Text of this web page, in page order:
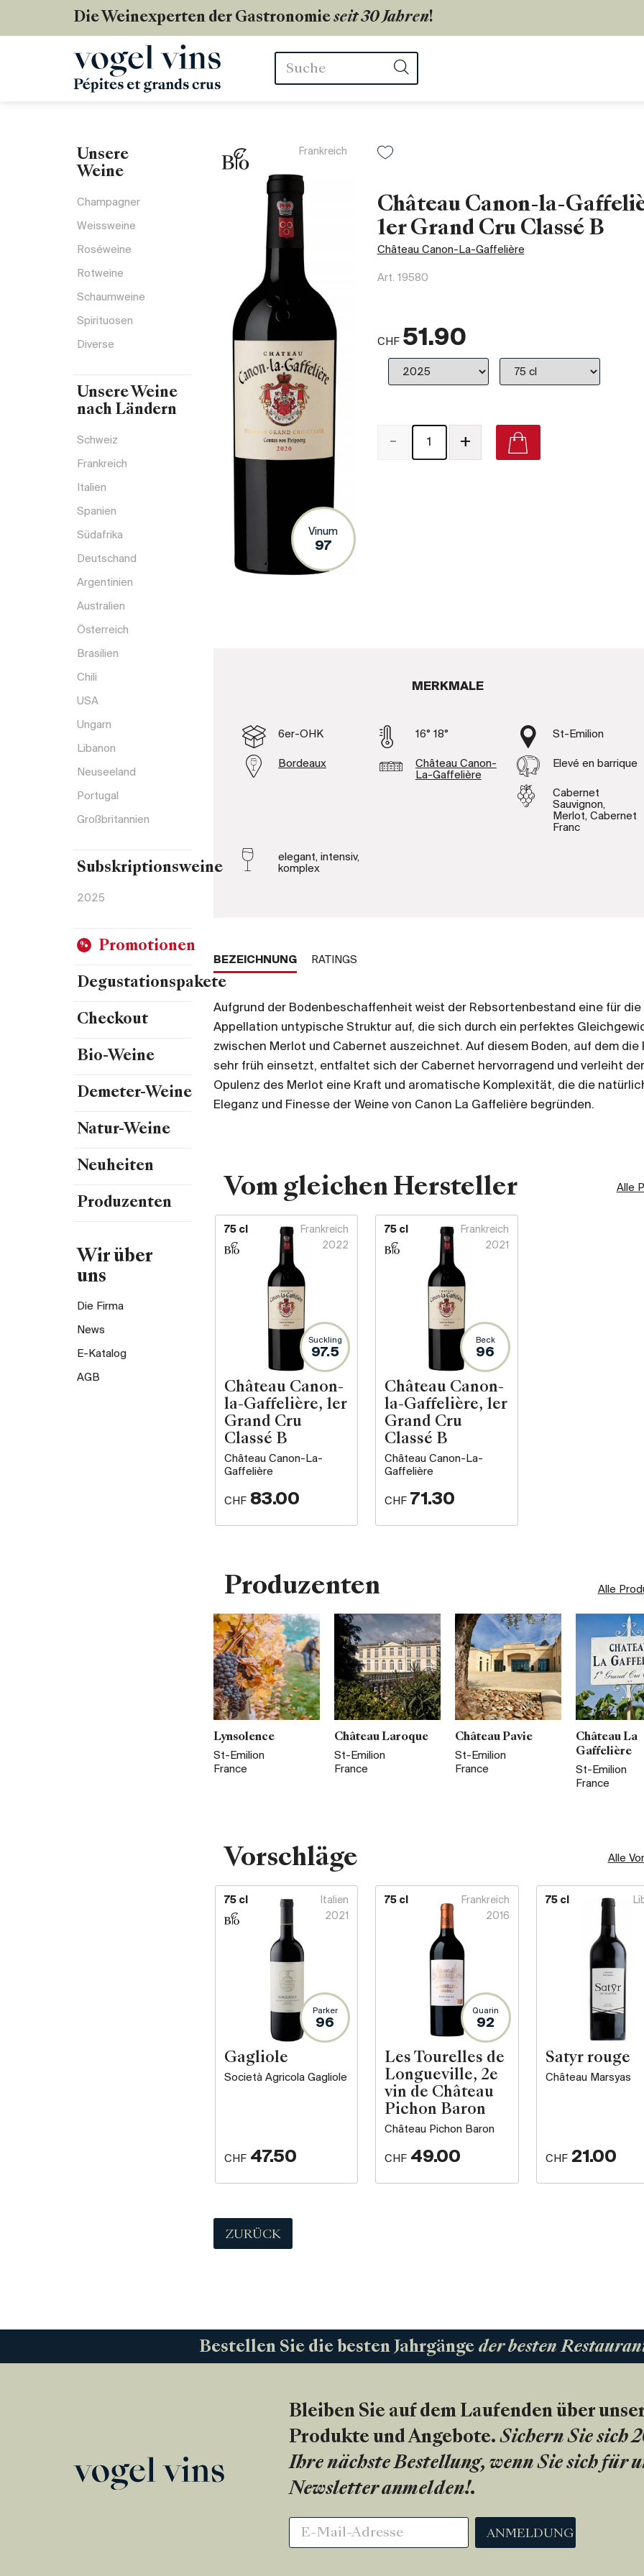
Die Weinexperten der Gastronomie seit 30 Jahren!
Stichwörter
Unsere
Weine
Champagner
Weissweine
Roséweine
Rotweine
Schaumweine
Spirituosen
Diverse
Unsere Weine
nach Ländern
Schweiz
Frankreich
Italien
Spanien
Südafrika
Deutschand
Argentinien
Australien
Österreich
Brasilien
Chili
USA
Ungarn
Libanon
Neuseeland
Portugal
Großbritannien
Subskriptionsweine
2025
Promotionen
Degustationspakete
Checkout
Bio-Weine
Demeter-Weine
Natur-Weine
Neuheiten
Produzenten
Wir über
uns
Die Firma
News
E-Katalog
AGB
Frankreich
Vinum
97
Château Canon-la-
1er Grand Cru Classé B
Château Canon-La-Gaffelière
Art. 19580
CHF 51.90
- +
MERKMALE
6er-OHK 16° 18° St-Emilion
Bordeaux
Château Canon-
La-Gaffelière
Elevé en barrique
Cabernet
Sauvignon,
Merlot, Cabernet
Franc
elegant, intensiv,
komplex
BEZEICHNUNG RATINGS
Aufgrund der Bodenbeschaffenheit weist der Rebsortenbestand eine für die
Appellation untypische Struktur auf, die sich durch ein perfektes
zwischen Merlot und Cabernet auszeichnet. Auf diesem Boden, auf dem die
sehr früh einsetzt, entfaltet sich der Cabernet hervorragend und verleiht der
Opulenz des Merlot eine Kraft und aromatische Komplexität, die die
Eleganz und Finesse der Weine von Canon La Gaffelière begründen.
Vom gleichen Hersteller Alle
75 cl
Frankreich
2022
Suckling
97.5
Château Canon-
la-Gaffelière, 1er
Grand Cru
Classé B
Château Canon-La-
Gaffelière
CHF 83.00
75 cl
Frankreich
2021
Beck
96
Château Canon-
la-Gaffelière, 1er
Grand Cru
Classé B
Château Canon-La-
Gaffelière
CHF 71.30
Produzenten Alle
Lynsolence
St-Emilion
France
Château Laroque
St-Emilion
France
Château Pavie
St-Emilion
France
Château La
Gaffelière
St-Emilion
France
Vorschläge Alle
75 cl
Italien
2021
Parker
96
Gagliole
Società Agricola Gagliole
CHF 47.50
75 cl
Frankreich
2016
Quarin
92
Les Tourelles de
Longueville, 2e
vin de Château
Pichon Baron
Château Pichon Baron
CHF 49.00
75 cl
Satyr rouge
Château Marsyas
CHF 21.00
ZURÜCK
Bestellen Sie die besten Jahrgänge der besten
Bleiben Sie auf dem Laufenden über
Produkte und Angebote. Sichern Sie sich
Ihre nächste Bestellung, wenn Sie sich für
Newsletter anmelden!.
ANMELDUNG